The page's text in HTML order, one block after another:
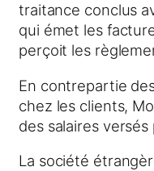
traitance conclus
qui émet les
perçoit les
En contrepartie
chez les clients,
des salaires
La société